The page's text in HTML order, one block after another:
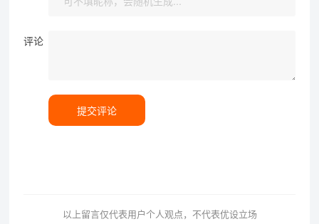
评论
提交评论
以上留言仅代表用户个人观点，不代表优设立场